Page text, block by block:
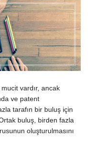
vardır, ancak
ve patent
tarafın bir buluş için
buluş, birden fazla
oluşturulmasını